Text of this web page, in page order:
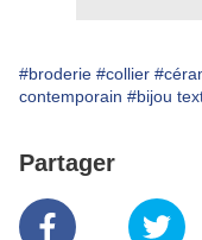
#broderie #collier
contemporain #bijou
Partager